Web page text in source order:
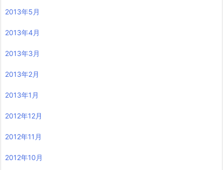
2013年5月
2013年4月
2013年3月
2013年2月
2013年1月
2012年12月
2012年11月
2012年10月